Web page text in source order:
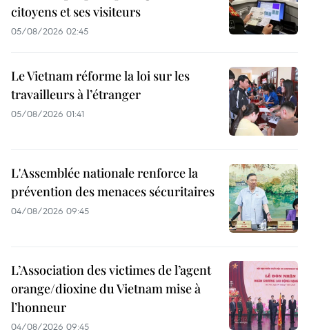
citoyens et ses visiteurs
05/08/2026 02:45
Le Vietnam réforme la loi sur les
travailleurs à l’étranger
05/08/2026 01:41
L'Assemblée nationale renforce la
prévention des menaces sécuritaires
04/08/2026 09:45
L’Association des victimes de l’agent
orange/dioxine du Vietnam mise à
l’honneur
04/08/2026 09:45